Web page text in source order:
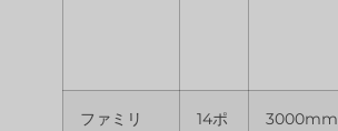
ファミリ
14ポ
3000mm